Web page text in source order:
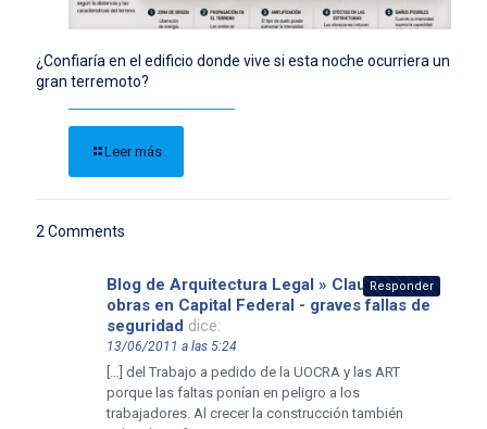
¿Confiaría en el edificio donde vive si esta noche ocurriera un
gran terremoto?
Leer más
2 Comments
Blog de Arquitectura Legal » Clausuran 11
obras en Capital Federal - graves fallas de
seguridad dice:
13/06/2011 a las 5:24
[…] del Trabajo a pedido de la UOCRA y las ART
porque las faltas ponían en peligro a los
trabajadores. Al crecer la construcción también
Responder